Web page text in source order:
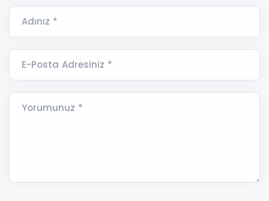
Adınız *
E-Posta Adresiniz *
Yorumunuz *